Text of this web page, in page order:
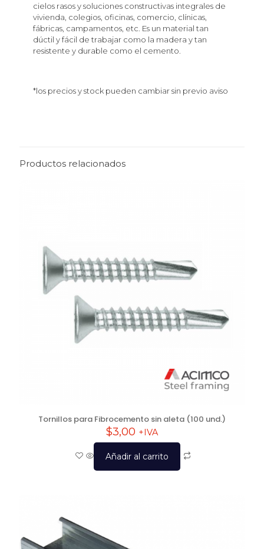
cielos rasos y soluciones constructivas integrales de
vivienda, colegios, oficinas, comercio, clínicas,
fábricas, campamentos, etc. Es un material tan
dúctil y fácil de trabajar como la madera y tan
resistente y durable como el cemento.
*los precios y stock pueden cambiar sin previo aviso
Productos relacionados
Tornillos para Fibrocemento sin aleta (100 und.)
$3,00 +IVA
Añadir al carrito